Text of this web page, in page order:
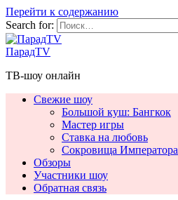
Перейти к содержанию
Search for:
ПарадTV
ТВ-шоу онлайн
Свежие шоу
Большой куш: Бангкок
Мастер игры
Ставка на любовь
Сокровища Императора
Обзоры
Участники шоу
Обратная связь